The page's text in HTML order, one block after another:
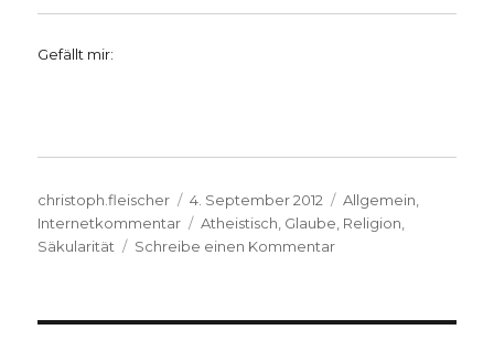
Gefällt mir:
Autor
christoph.fleischer
Veröffentlicht
am
4. September 2012 Kategorien
Allgemein
Internetkommentar
Schlagwörter
Atheistisch Glaube Religion
Säkularität
Schreibe einen Kommentarzu